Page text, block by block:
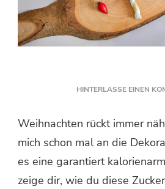
HINTERLASSE EINEN
Weihnachten rückt immer
mich schon mal an die
es eine garantiert
zeige dir, wie du diese